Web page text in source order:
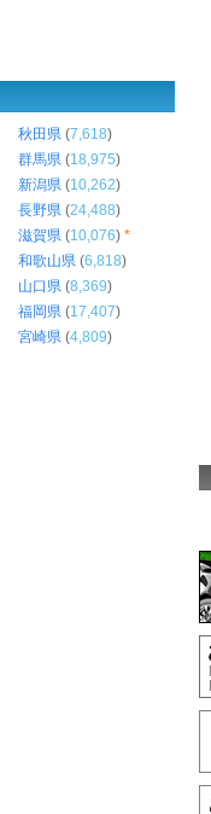
秋田県 (7,618)
群馬県 (18,975)
新潟県 (10,262)
長野県 (24,488)
滋賀県 (10,076) *
和歌山県 (6,818)
山口県 (8,369)
福岡県 (17,407)
宮崎県 (4,809)